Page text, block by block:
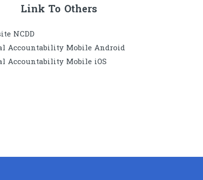
Link To Others
NCDD
Accountability Mobile Android
Accountability Mobile iOS